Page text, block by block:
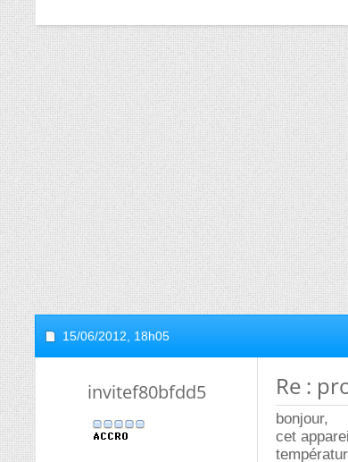
15/06/2012, 18h05
invitef80bfdd5 Re :
bonjour,
cet